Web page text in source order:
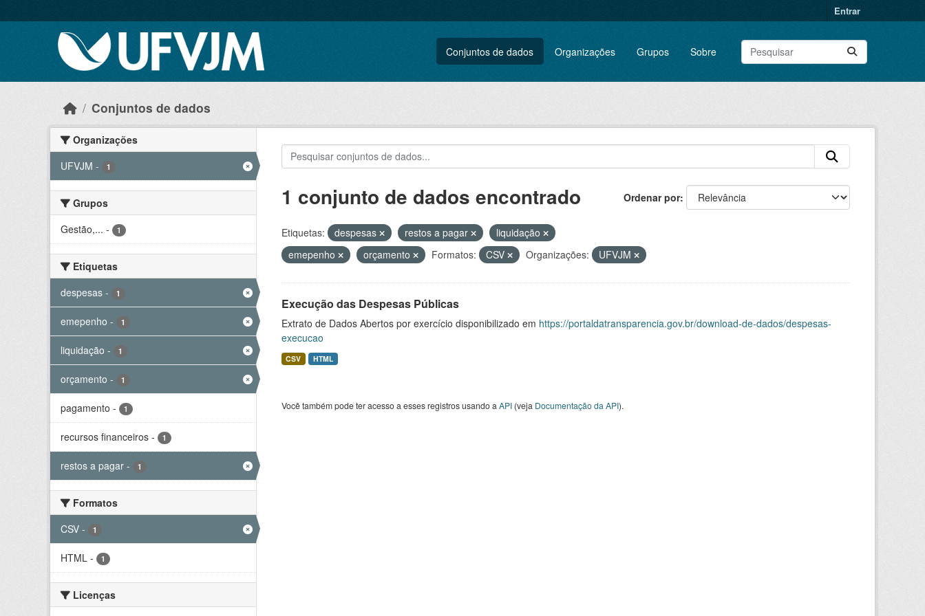
Entrar
Conjuntos de dados Organizações Grupos Sobre
Conjuntos de dados
Organizações
UFVJM - 1
Grupos
Gestão,... - 1
Etiquetas
despesas - 1
emepenho - 1
liquidação - 1
orçamento - 1
pagamento - 1
recursos financeiros - 1
restos a pagar - 1
Formatos
CSV - 1
HTML - 1
Licenças
Ordenar por
1 conjunto de dados encontrado
Etiquetas: despesas restos a pagar
liquidação
emepenho
orçamento Formatos: CSV Organizações: UFVJM
Execução das Despesas Públicas
Extrato de Dados Abertos por exercício disponibilizado em https://portaldatransparencia.gov.br/download-de-dados/despesas-
execucao
CSV HTML
Você também pode ter acesso a esses registros usando a API(veja Documentação da API).